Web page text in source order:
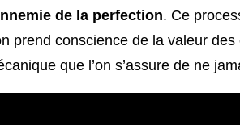
de la perfection. Ce
prend conscience de la valeur
que l’on s’assure de ne